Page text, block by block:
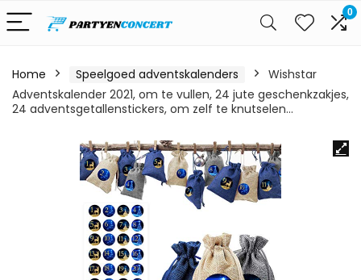
0
Home Speelgoed adventskalenders
Wishstar
Adventskalender 2021, om te vullen, 24 jute geschenkzakjes,
24 adventsgetallenstickers, om zelf te knutselen…